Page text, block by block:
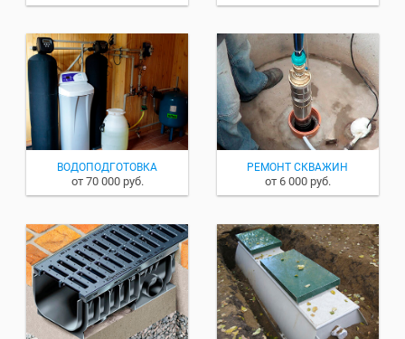
ВОДОПОДГОТОВКА
от 70 000 руб.
РЕМОНТ СКВАЖИН
от 6 000 руб.